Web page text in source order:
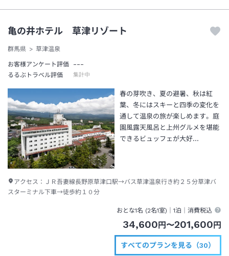
亀の井ホテル 草津リゾート
群馬県 草津温泉
お客様アンケート評価 ---
るるぶトラベル評価 集計中
春の芽吹き、夏の避暑、秋は紅
葉、冬にはスキーと四季の変化を
通して温泉の旅が楽しめます。庭
園風露天風呂と上州グルメを堪能
できるビュッフェが大好…
アクセス： ＪＲ吾妻線長野原草津口駅→バス草津温泉行き約２５分草津バ
スターミナル下車→徒歩約１０分
おとな1名 (2名1室)｜1泊 ｜消費税込
34,600円〜201,600円
すべてのプランを見る（30）